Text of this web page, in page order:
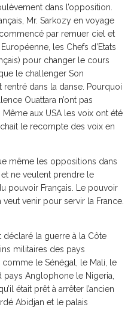
dans l’opposition.
Mr. Sarkozy en voyage
par remuer ciel et
les Chefs d’Etats
pour changer le cours
le challenger Son
rentré dans la danse. Pourquoi
Ouattara n’ont pas
aux USA les voix ont été
le recompte des voix en
même les oppositions dans
ne veulent prendre le
pouvoir Français. Le pouvoir
venir pour servir la France.
déclaré la guerre à la Côte
militaires des pays
le Sénégal, le Mali, le
pays Anglophone le Nigeria,
était prêt à arrêter l’ancien
Abidjan et le palais